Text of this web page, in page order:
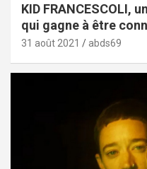
KID FRANCESCOLI,
qui gagne à être
31 août 2021 abds69